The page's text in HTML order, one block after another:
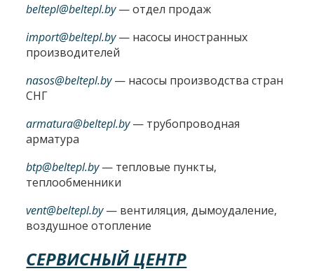
beltepl@beltepl.by— отдел продаж
import@beltepl.by— насосы иностранных
производителей
nasos@beltepl.by— насосы производства стран
СНГ
armatura@beltepl.by— трубопроводная
арматура
btp@beltepl.by— тепловые пункты,
теплообменники
vent@beltepl.by— вентиляция, дымоудаление,
воздушное отопление
СЕРВИСНЫЙ ЦЕНТР